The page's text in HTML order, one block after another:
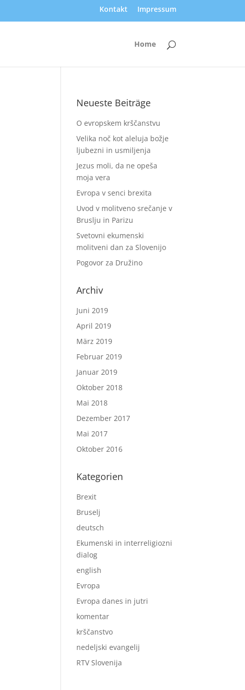
Kontakt Impressum
Home
Neueste Beiträge
O evropskem krščanstvu
Velika noč kot aleluja božje
ljubezni in usmiljenja
Jezus moli, da ne opeša
moja vera
Evropa v senci brexita
Uvod v molitveno srečanje v
Bruslju in Parizu
Svetovni ekumenski
molitveni dan za Slovenijo
Pogovor za Družino
Archiv
Juni 2019
April 2019
März 2019
Februar 2019
Januar 2019
Oktober 2018
Mai 2018
Dezember 2017
Mai 2017
Oktober 2016
Kategorien
Brexit
Bruselj
deutsch
Ekumenski in interreligiozni
dialog
english
Evropa
Evropa danes in jutri
komentar
krščanstvo
nedeljski evangelij
RTV Slovenija